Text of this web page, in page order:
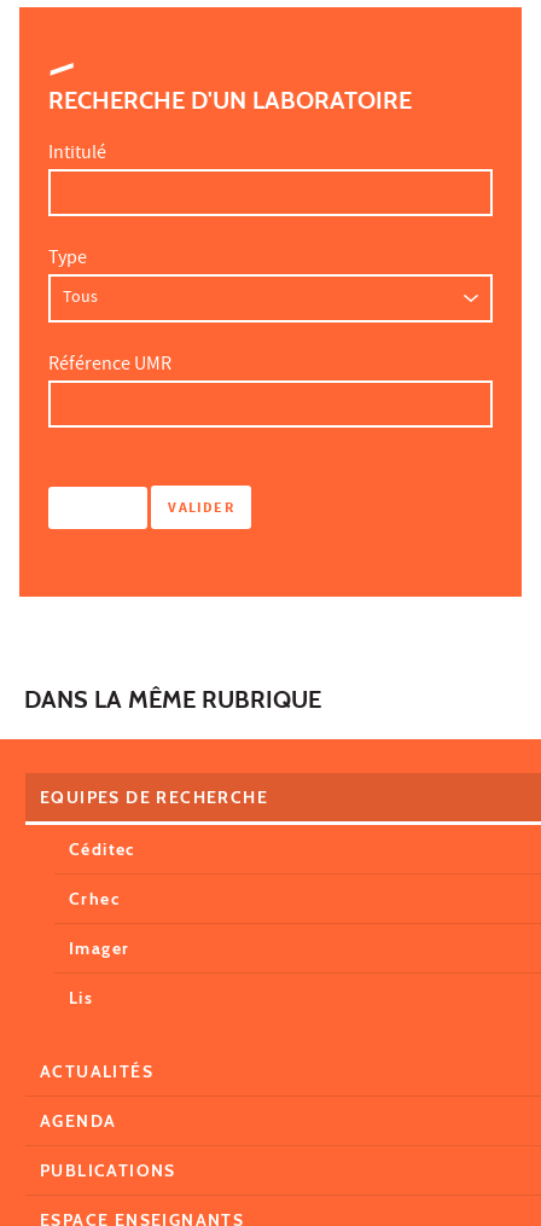
RECHERCHE D'UN LABORATOIRE
Intitulé
Type
Référence UMR
DANS LA MÊME RUBRIQUE
EQUIPES DE RECHERCHE
Céditec
Crhec
Imager
Lis
ACTUALITÉS
AGENDA
PUBLICATIONS
ESPACE ENSEIGNANTS